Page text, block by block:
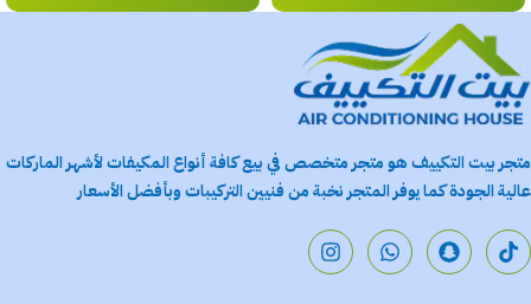
متجر بيت التكييف هو متجر متخصص في بيع كافة أنواع المكيفات لأشهر الماركات
عالية الجودة كما يوفر المتجر نخبة من فنيين التركيبات وبأفضل الأسعار